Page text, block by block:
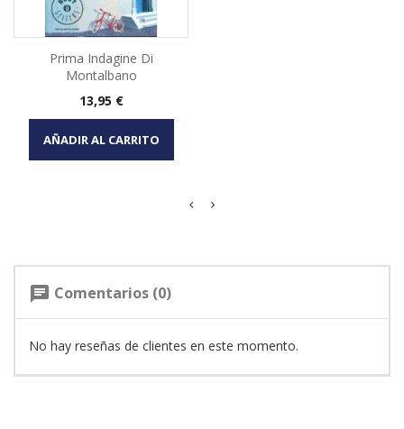
Prima Indagine Di
Montalbano
Precio
13,95 €
AÑADIR AL CARRITO
chat Comentarios (0)
No hay reseñas de clientes en este momento.